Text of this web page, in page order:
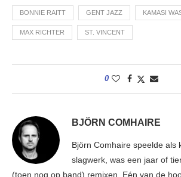
BONNIE RAITT GENT JAZZ KAMASI
MAX RICHTER ST. VINCENT
0
BJÖRN COMHAIRE
Björn Comhaire speelde als
slagwerk, was een jaar of
(toen nog op band) remixen. Eén van de